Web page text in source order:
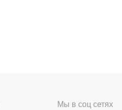
Мы в соц сетях